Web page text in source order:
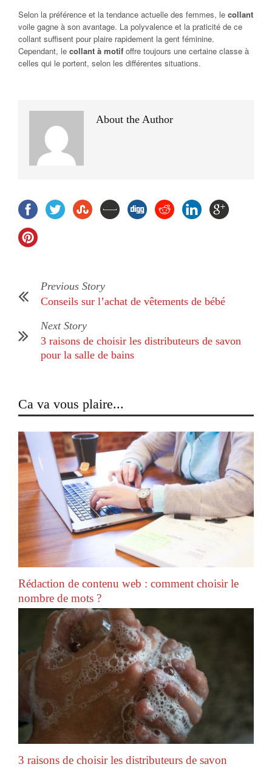
Selon la préférence et la tendance actuelle des femmes, le collant
voile gagne à son avantage. La polyvalence et la praticité de ce
collant suffisent pour plaire rapidement la gent féminine.
Cependant, le collant à motif offre toujours une certaine classe à
celles qui le portent, selon les différentes situations.
About the Author
Previous Story
Conseils sur l’achat de vêtements de bébé
Next Story
3 raisons de choisir les distributeurs de savon
pour la salle de bains
Ca va vous plaire...
Rédaction de contenu web : comment choisir le
nombre de mots ?
3 raisons de choisir les distributeurs de savon